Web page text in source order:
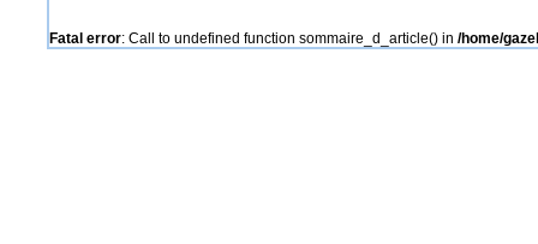
Fatal error: Call to undefined function sommaire_d_article() in /home/